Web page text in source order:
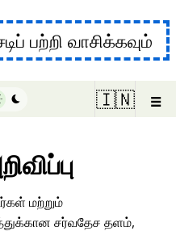
பற்றி வாசிக்கவும்
🇮🇳 ☰
மற்றும்
சர்வதேச தளம்,